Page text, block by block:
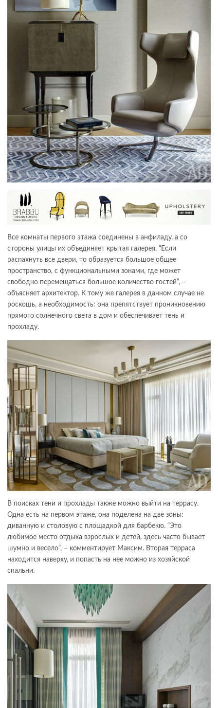
Все комнаты первого этажа соединены в анфиладу, а со
стороны улицы их объединяет крытая галерея. “Если
распахнуть все двери, то образуется большое общее
пространство, с функциональными зонами, где может
свободно перемещаться большое количество гостей”, –
объясняет архитектор. К тому же галерея в данном случае не
роскошь, а необходимость: она препятствует проникновению
прямого солнечного света в дом и обеспечивает тень и
прохладу.
В поисках тени и прохлады также можно выйти на террасу.
Одна есть на первом этаже, она поделена на две зоны:
диванную и столовую с площадкой для барбекю. “Это
любимое место отдыха взрослых и детей, здесь часто бывает
шумно и весело”, – комментирует Максим. Вторая терраса
находится наверху, и попасть на нее можно из хозяйской
спальни.